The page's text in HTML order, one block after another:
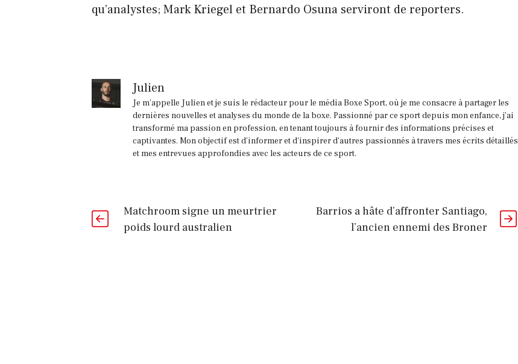
qu’analystes; Mark Kriegel et Bernardo Osuna serviront de reporters.
Julien
Je m'appelle Julien et je suis le rédacteur pour le média Boxe Sport, où je me consacre à partager les
dernières nouvelles et analyses du monde de la boxe. Passionné par ce sport depuis mon enfance, j'ai
transformé ma passion en profession, en tenant toujours à fournir des informations précises et
captivantes. Mon objectif est d'informer et d'inspirer d'autres passionnés à travers mes écrits détaillés
et mes entrevues approfondies avec les acteurs de ce sport.
Matchroom signe un meurtrier
poids lourd australien
Barrios a hâte d’affronter Santiago,
l’ancien ennemi des Broner